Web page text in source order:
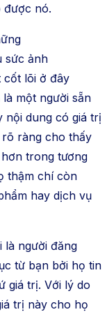
nó.
sức ảnh
cốt lõi ở đây
một người sẵn
nội dung có giá trị
ràng cho thấy
trong tương
thậm chí còn
hay dịch vụ
là người đăng
từ bạn bởi họ tin
giá trị. Với lý do
trị này cho họ